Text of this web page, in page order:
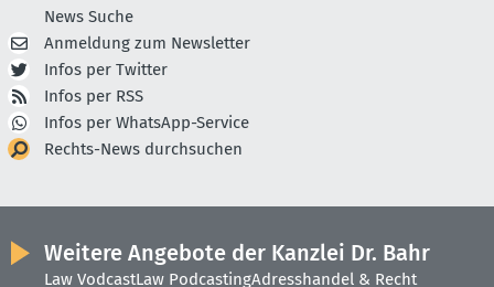
News Suche
Anmeldung zum Newsletter
Infos per Twitter
Infos per RSS
Infos per WhatsApp-Service
Rechts-News durchsuchen
Weitere Angebote der Kanzlei Dr. Bahr
Law VodcastLaw PodcastingAdresshandel & Recht